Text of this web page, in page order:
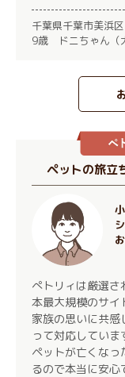
千葉県千葉市美浜
9歳 ドニちゃん（
ペットの旅立
ぺトリィは厳選さ
本最大規模のサイ
家族の思いに共
って対応していま
ペットが亡くなっ
るので本当に安心